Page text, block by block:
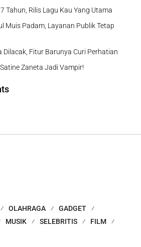
Tahun, Rilis Lagu Kau Yang Utama
Muis Padam, Layanan Publik Tetap
Dilacak, Fitur Barunya Curi Perhatian
Zaneta Jadi Vampir!
OLAHRAGA
GADGET
MUSIK SELEBRITIS
FILM